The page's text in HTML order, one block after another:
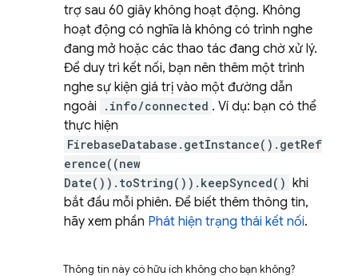
trợ sau 60 giây không hoạt động. Không
hoạt động có nghĩa là không có trình nghe
đang mở hoặc các thao tác đang chờ xử lý.
Để duy trì kết nối, bạn nên thêm một trình
nghe sự kiện giá trị vào một đường dẫn
ngoài
.info/connected . Ví dụ: bạn có thể
thực hiện
FirebaseDatabase.getInstance().getRef
erence((new
Date()).toString()).keepSynced() khi
bắt đầu mỗi phiên. Để biết thêm thông tin,
hãy xem phần Phát hiện trạng thái kết nối.
Thông tin này có hữu ích không cho bạn không?